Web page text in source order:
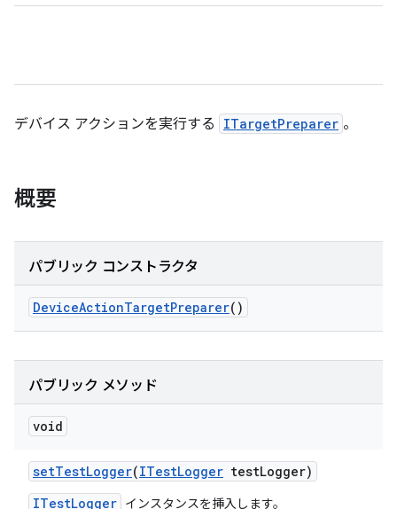
デバイス アクションを実行する ITargetPreparer 。
概要
パブリック コンストラクタ
DeviceActionTargetPreparer()
パブリック メソッド
void
setTestLogger(ITestLogger testLogger)
ITestLogger インスタンスを挿入します。